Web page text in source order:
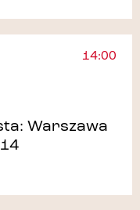
14:00
Warszawa